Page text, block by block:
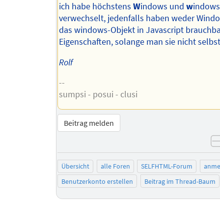
ich habe höchstens Windows und windows
verwechselt, jedenfalls haben weder
das windows-Objekt in Javascript
Eigenschaften, solange man sie nicht
Rolf
--
sumpsi - posui - clusi
Beitrag melden
Übersicht alle Foren SELFHTML-Forum
Benutzerkonto erstellen
Beitrag im Thread-Baum